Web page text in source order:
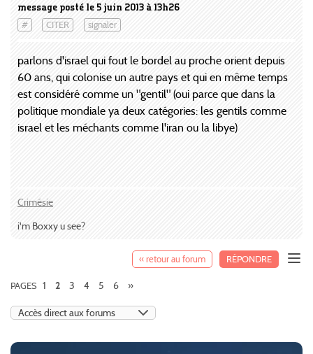
message posté le 5 juin 2013 à 13h26
# CITER signaler
parlons d'israel qui fout le bordel au proche orient depuis
60 ans, qui colonise un autre pays et qui en même temps
est considéré comme un "gentil" (oui parce que dans la
politique mondiale ya deux catégories: les gentils comme
israel et les méchants comme l'iran ou la libye)
Crimésie
i'm Boxxy u see?
« retour au forum RÉPONDRE
PAGES 1 2 3 4 5 6 »